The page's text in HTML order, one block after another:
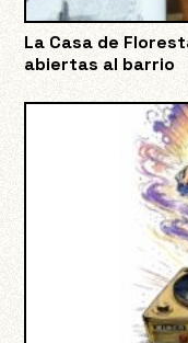
La Casa de
abiertas al barrio